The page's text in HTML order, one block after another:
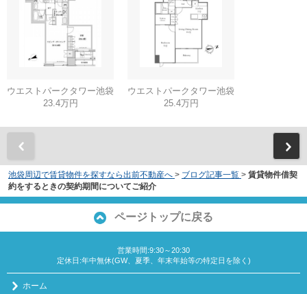
ウエストパークタワー池袋
23.4万円
ウエストパークタワー池袋
25.4万円
池袋周辺で賃貸物件を探すなら出前不動産へ > ブログ記事一覧 > 賃貸物件借契
約をするときの契約期間についてご紹介
ページトップに戻る
営業時間:9:30～20:30
定休日:年中無休(GW、夏季、年末年始等の特定日を除く)
ホーム